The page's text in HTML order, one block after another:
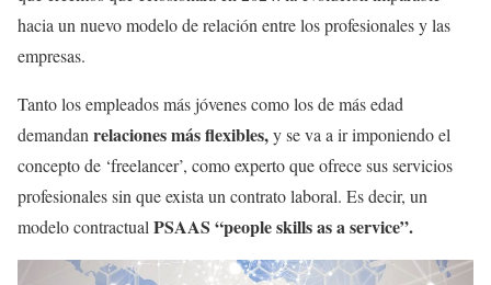
hacia un nuevo modelo de relación entre los profesionales y las
empresas.
Tanto los empleados más jóvenes como los de más edad
demandanrelaciones más flexibles,y se va a ir imponiendo el
concepto de ‘freelancer’, como experto que ofrece sus servicios
profesionales sin que exista un contrato laboral. Es decir, un
modelo contractualPSAAS “people skills as a service”.